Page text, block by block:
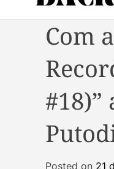
c
Com
Posted on 21